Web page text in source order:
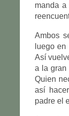
manda
Ambos
luego
Así
a la gran
Quien
así
padre el